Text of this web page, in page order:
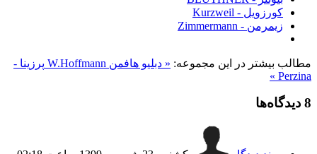
کورزویل - Kurzweil
زیمرمن - Zimmermann
مطالب بیشتر در این مجموعه: « دبلیو هافمن W.Hoffmann
پرزینا -
Perzina »
8 دیدگاه‌ها